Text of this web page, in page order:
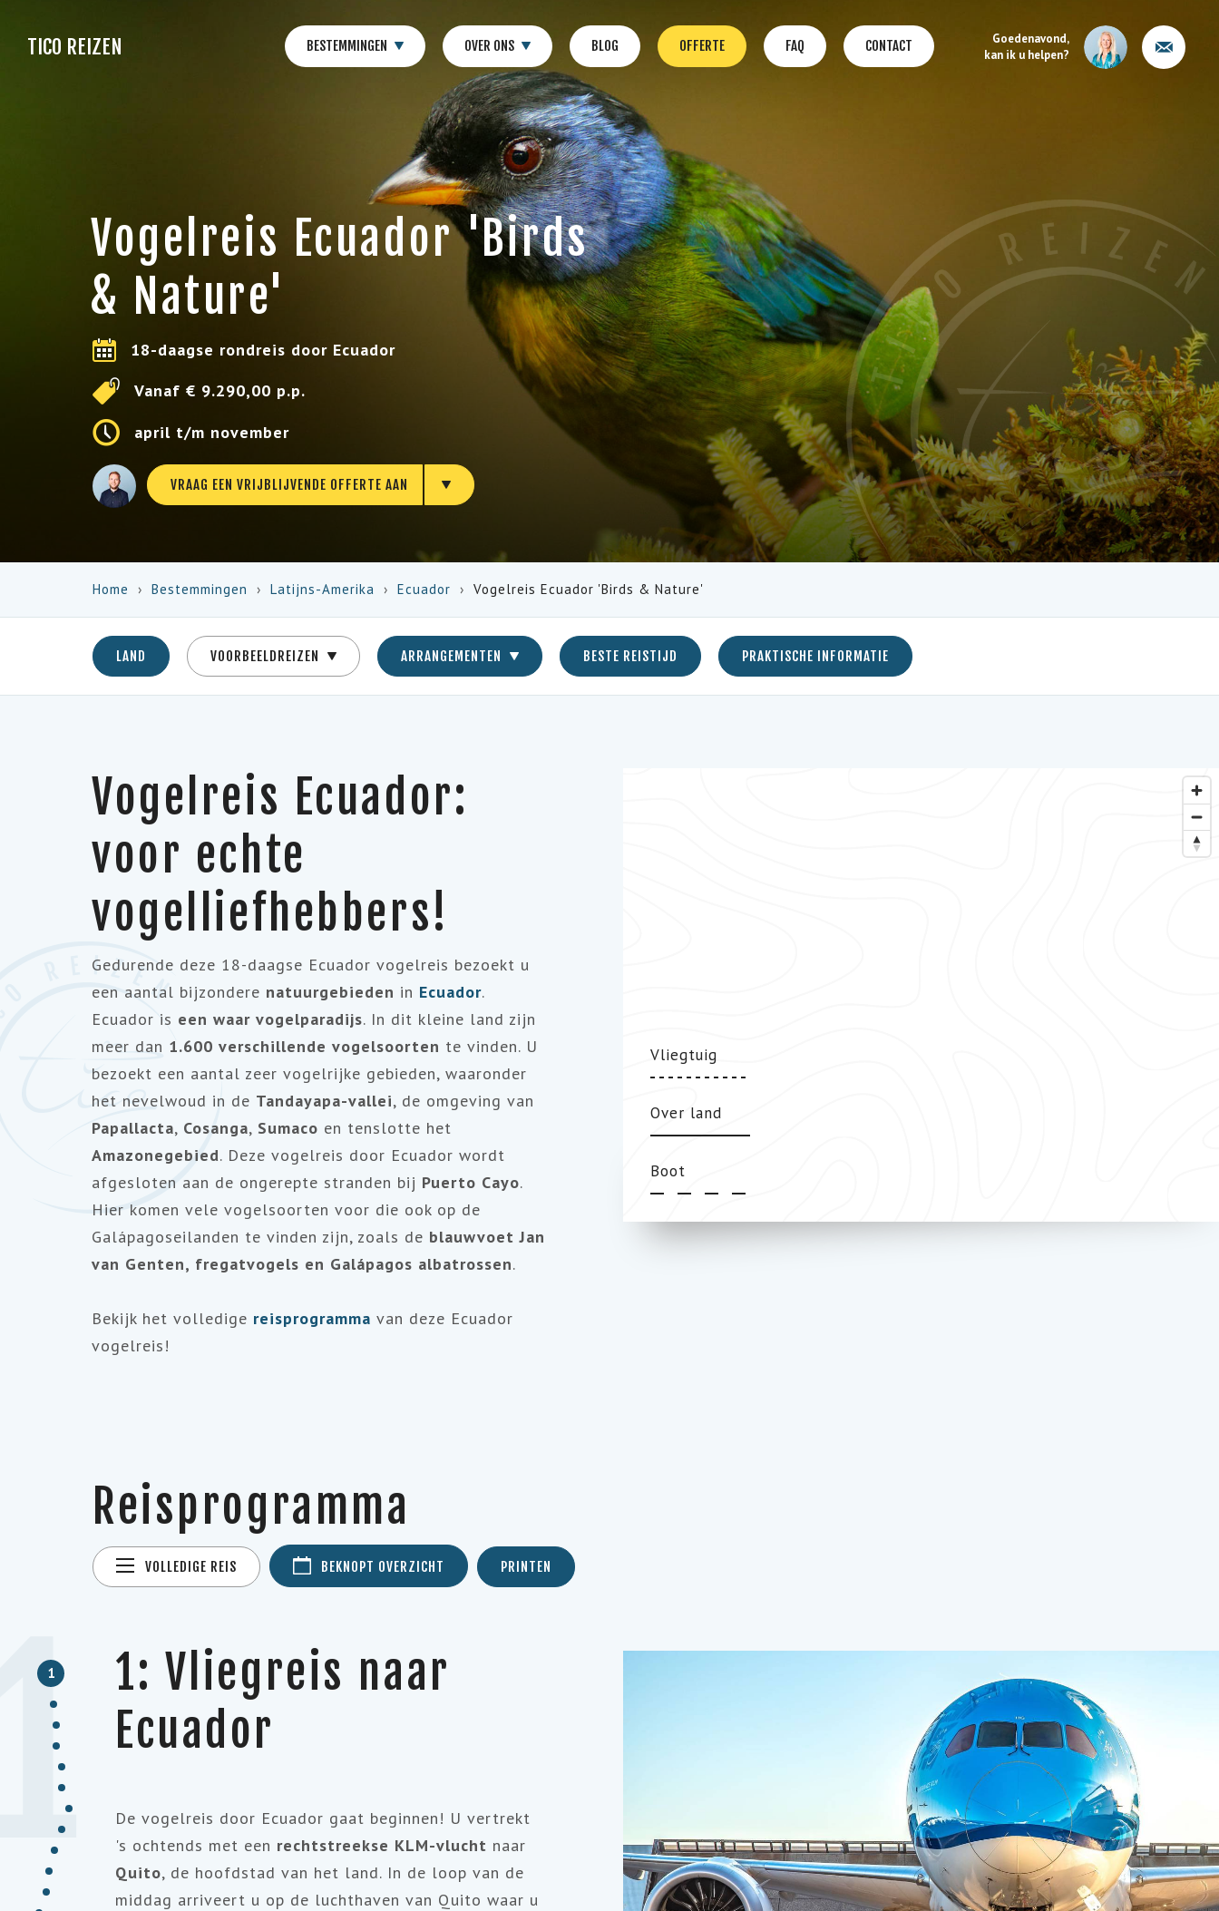
TICO REIZEN BESTEMMINGEN OVER ONS BLOG OFFERTE FAQ CONTACT
Goedenavond,
kan ik u helpen?
Vogelreis Ecuador 'Birds
& Nature'
18-daagse rondreis door Ecuador
Vanaf € 9.290,00 p.p.
april t/m november
VRAAG EEN VRIJBLIJVENDE OFFERTE AAN
Home Bestemmingen Latijns-Amerika Ecuador Vogelreis Ecuador 'Birds & Nature'
LAND VOORBEELDREIZEN ARRANGEMENTEN BESTE REISTIJD PRAKTISCHE INFORMATIE
Vogelreis Ecuador:
voor echte
vogelliefhebbers!
Gedurende deze 18-daagse Ecuador vogelreis bezoekt u
een aantal bijzondere natuurgebieden in Ecuador.
Ecuador is een waar vogelparadijs. In dit kleine land zijn
meer dan 1.600 verschillende vogelsoorten te vinden. U
bezoekt een aantal zeer vogelrijke gebieden, waaronder
het nevelwoud in de Tandayapa-vallei, de omgeving van
Papallacta, Cosanga, Sumaco en tenslotte het
Amazonegebied. Deze vogelreis door Ecuador wordt
afgesloten aan de ongerepte stranden bij Puerto Cayo.
Hier komen vele vogelsoorten voor die ook op de
Galápagoseilanden te vinden zijn, zoals de blauwvoet Jan
van Genten, fregatvogels en Galápagos albatrossen.
Bekijk het volledige reisprogramma van deze Ecuador
vogelreis!
Vliegtuig
Over land
Boot
Reisprogramma
VOLLEDIGE REIS BEKNOPT OVERZICHT PRINTEN
1
1: Vliegreis naar
Ecuador
De vogelreis door Ecuador gaat beginnen! U vertrekt
's ochtends met een rechtstreekse KLM-vlucht naar
Quito, de hoofdstad van het land. In de loop van de
middag arriveert u op de luchthaven van Quito waar u